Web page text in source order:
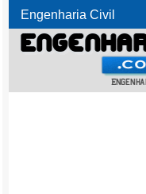
Engenharia Civil